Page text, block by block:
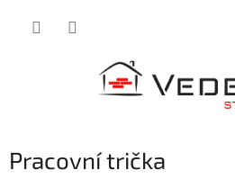
Pracovní trička